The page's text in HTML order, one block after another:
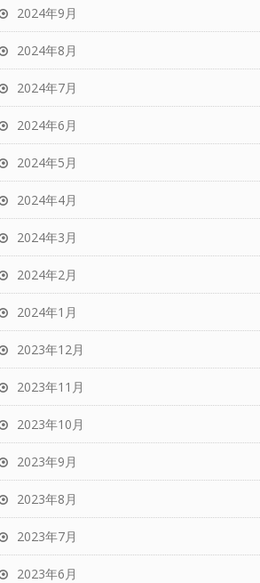
2024年9月
2024年8月
2024年7月
2024年6月
2024年5月
2024年4月
2024年3月
2024年2月
2024年1月
2023年12月
2023年11月
2023年10月
2023年9月
2023年8月
2023年7月
2023年6月